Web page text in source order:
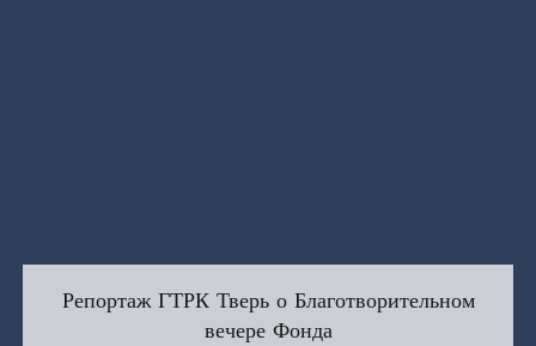
Репортаж ГТРК Тверь о Благотворительном
вечере Фонда